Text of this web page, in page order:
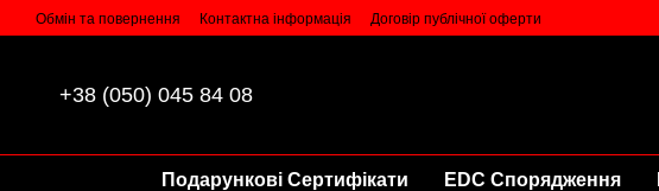
Перейти до основного контенту
Обмін та повернення Контактна інформація Договір публічної оферти
+38 (050) 045 84 08
Подарункові Сертифікати EDC Спорядження